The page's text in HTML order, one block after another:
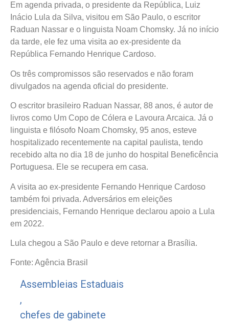
Em agenda privada, o presidente da República, Luiz
Inácio Lula da Silva, visitou em São Paulo, o escritor
Raduan Nassar e o linguista Noam Chomsky. Já no início
da tarde, ele fez uma visita ao ex-presidente da
República Fernando Henrique Cardoso.
Os três compromissos são reservados e não foram
divulgados na agenda oficial do presidente.
O escritor brasileiro Raduan Nassar, 88 anos, é autor de
livros como Um Copo de Cólera e Lavoura Arcaica. Já o
linguista e filósofo Noam Chomsky, 95 anos, esteve
hospitalizado recentemente na capital paulista, tendo
recebido alta no dia 18 de junho do hospital Beneficência
Portuguesa. Ele se recupera em casa.
A visita ao ex-presidente Fernando Henrique Cardoso
também foi privada. Adversários em eleições
presidenciais, Fernando Henrique declarou apoio a Lula
em 2022.
Lula chegou a São Paulo e deve retornar a Brasília.
Fonte: Agência Brasil
Assembleias Estaduais
,
chefes de gabinete